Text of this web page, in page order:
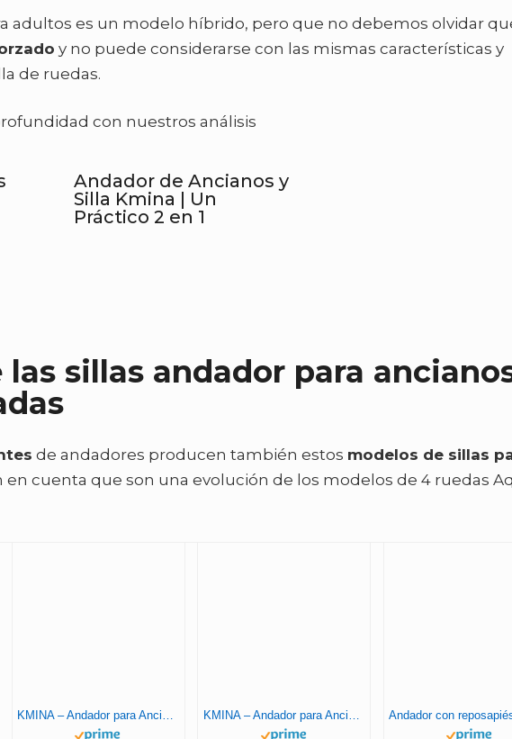
adultos es un modelo híbrido, pero que no debemos olvidar
y no puede considerarse con las mismas características y
de ruedas.
con nuestros análisis
Andador de Ancianos y
Silla Kmina | Un
Práctico 2 en 1
las sillas andador para
de andadores producen también estos modelos de sillas
en cuenta que son una evolución de los modelos de 4 ruedas
KMINA – Andador para Ancianos 4 Ruedas con Asiento, Andador Silla de Ruedas 2 en 1 Plegable, Silla Andador para Personas Mayores, Andador con Silla para Adultos, Andador 2 en 1 Ancianos Azul KMINA – Andador para Ancianos con Silla, Andador Silla de Ruedas, Silla Andador para Personas Mayores, Andadores para Ancianos 4 Ruedas Plegable, Andador 2 en 1 Ancianos Negro